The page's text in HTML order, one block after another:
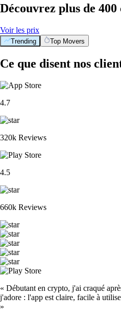
Découvrez plus de
Voir les prix
Trending Top Movers
Ce que disent nos
4.7
320k Reviews
4.5
660k Reviews
« Débutant en crypto, j'ai craqué
j'adore : l'app est claire, facile à
»